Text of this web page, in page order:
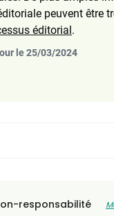
peuvent être
éditorial.
le 25/03/2024
responsabilité